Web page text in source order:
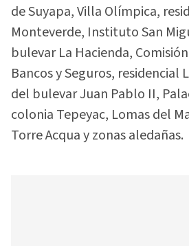
de Suyapa, Villa Olímpica,
Monteverde, Instituto San
bulevar La Hacienda,
Bancos y Seguros, residencial
del bulevar Juan Pablo II,
colonia Tepeyac, Lomas del
Torre Acqua y zonas aledañas.